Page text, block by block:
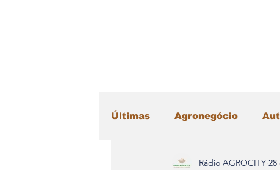
Últimas Agronegócio
Educação Esportes
Rádio AGROCITY